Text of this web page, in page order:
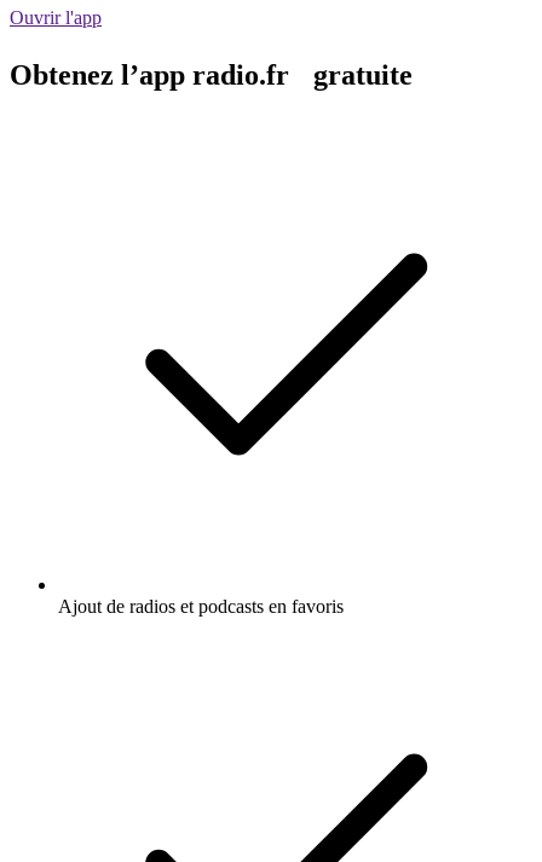
Ouvrir l'app
Obtenez l’app radio.fr gratuite
Ajout de radios et podcasts en favoris